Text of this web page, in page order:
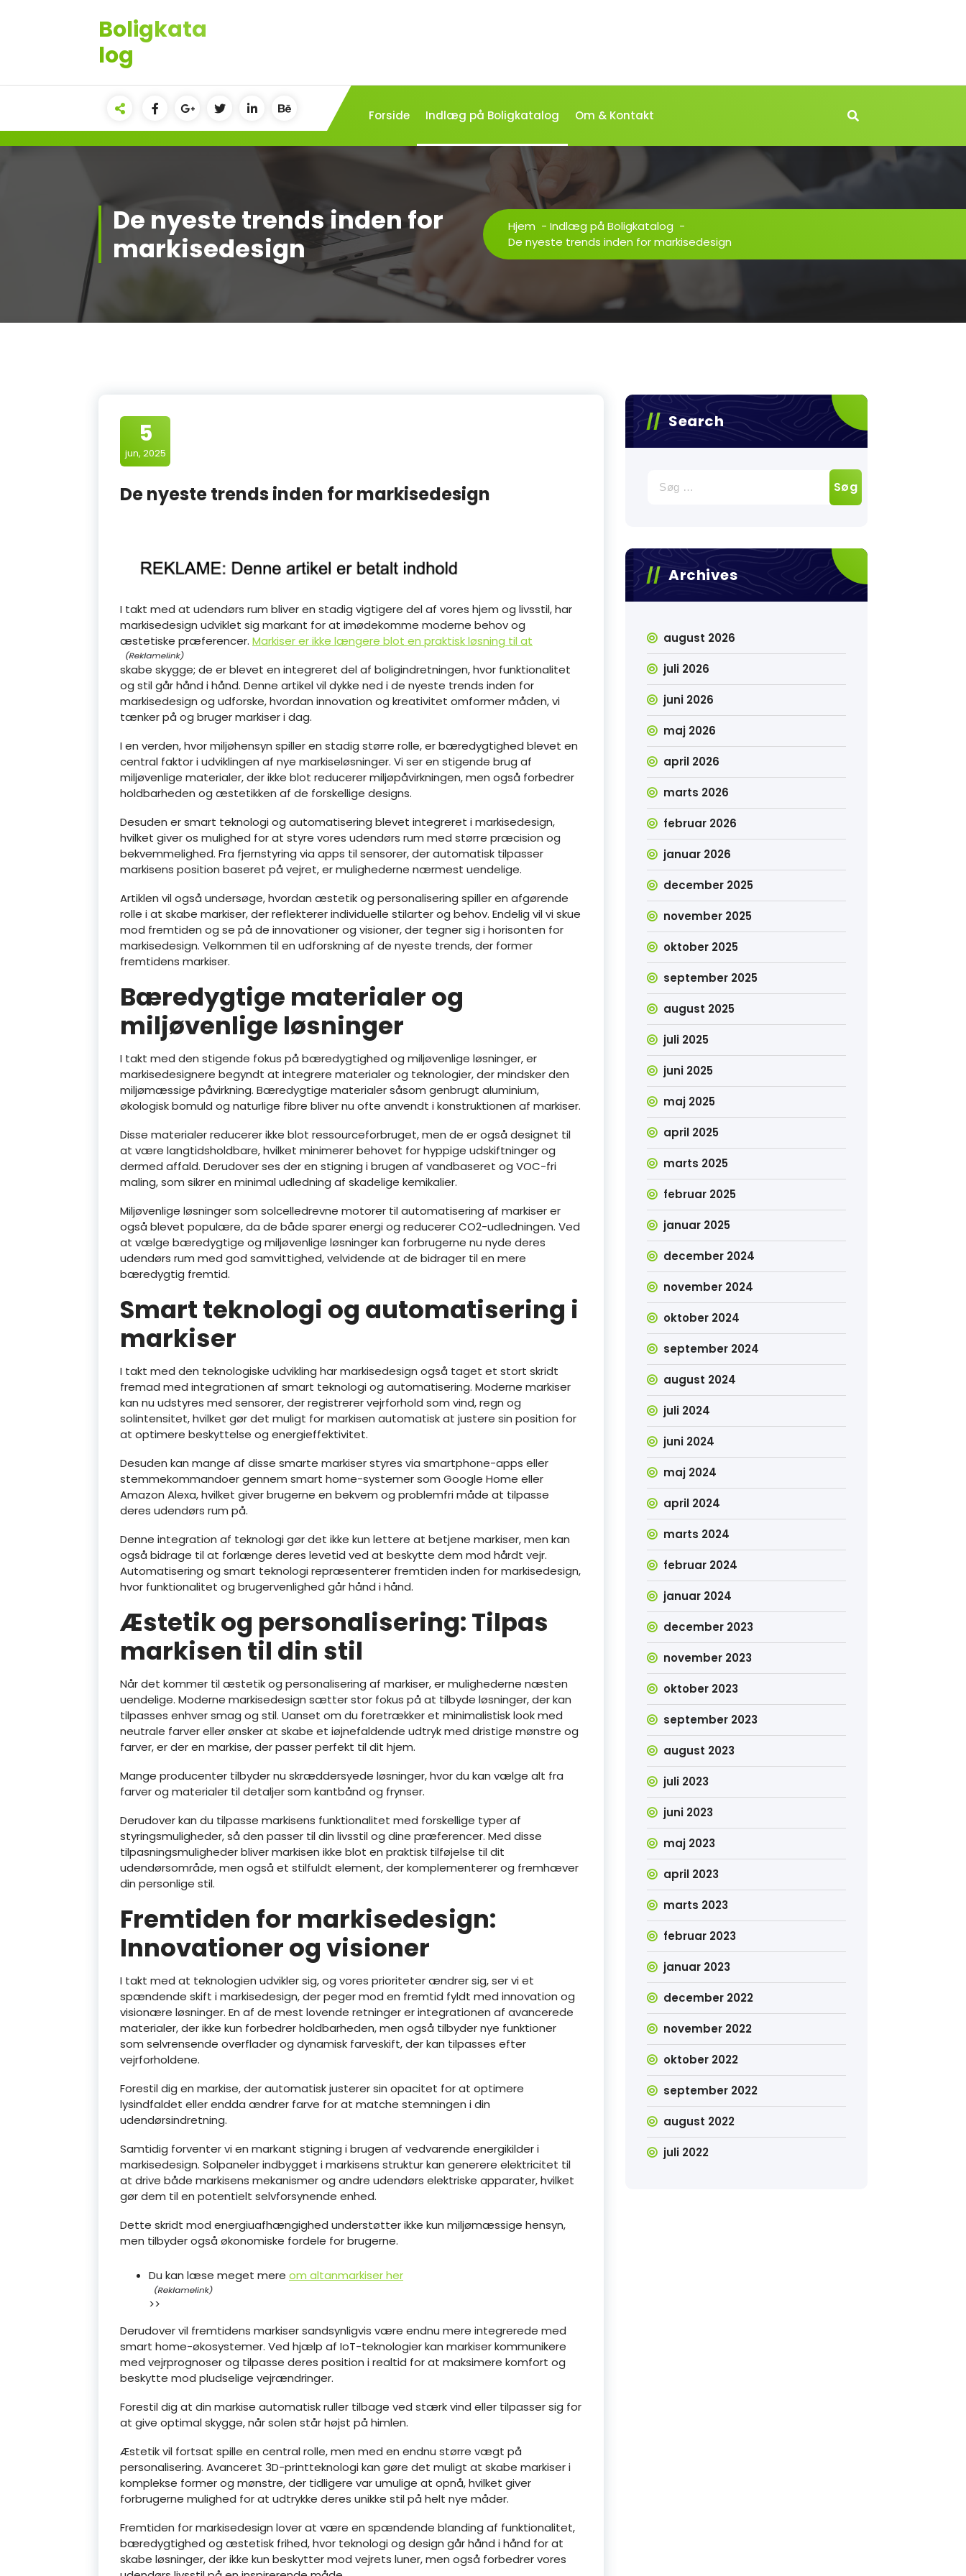
Boligkata
log
Forside Indlæg på Boligkatalog Om & Kontakt
De nyeste trends inden for
markisedesign
Hjem - Indlæg på Boligkatalog -
De nyeste trends inden for markisedesign
5
jun, 2025
De nyeste trends inden for markisedesign
I takt med at udendørs rum bliver en stadig vigtigere del af vores hjem og livsstil, har
markisedesign udviklet sig markant for at imødekomme moderne behov og
æstetiske præferencer. Markiser er ikke længere blot en praktisk løsning til at
skabe skygge; de er blevet en integreret del af boligindretningen, hvor funktionalitet
og stil går hånd i hånd. Denne artikel vil dykke ned i de nyeste trends inden for
markisedesign og udforske, hvordan innovation og kreativitet omformer måden, vi
tænker på og bruger markiser i dag.
I en verden, hvor miljøhensyn spiller en stadig større rolle, er bæredygtighed blevet en
central faktor i udviklingen af nye markiseløsninger. Vi ser en stigende brug af
miljøvenlige materialer, der ikke blot reducerer miljøpåvirkningen, men også forbedrer
holdbarheden og æstetikken af de forskellige designs.
Desuden er smart teknologi og automatisering blevet integreret i markisedesign,
hvilket giver os mulighed for at styre vores udendørs rum med større præcision og
bekvemmelighed. Fra fjernstyring via apps til sensorer, der automatisk tilpasser
markisens position baseret på vejret, er mulighederne nærmest uendelige.
Artiklen vil også undersøge, hvordan æstetik og personalisering spiller en afgørende
rolle i at skabe markiser, der reflekterer individuelle stilarter og behov. Endelig vil vi skue
mod fremtiden og se på de innovationer og visioner, der tegner sig i horisonten for
markisedesign. Velkommen til en udforskning af de nyeste trends, der former
fremtidens markiser.
Bæredygtige materialer og
miljøvenlige løsninger
I takt med den stigende fokus på bæredygtighed og miljøvenlige løsninger, er
markisedesignere begyndt at integrere materialer og teknologier, der mindsker den
miljømæssige påvirkning. Bæredygtige materialer såsom genbrugt aluminium,
økologisk bomuld og naturlige fibre bliver nu ofte anvendt i konstruktionen af markiser.
Disse materialer reducerer ikke blot ressourceforbruget, men de er også designet til
at være langtidsholdbare, hvilket minimerer behovet for hyppige udskiftninger og
dermed affald. Derudover ses der en stigning i brugen af vandbaseret og VOC-fri
maling, som sikrer en minimal udledning af skadelige kemikalier.
Miljøvenlige løsninger som solcelledrevne motorer til automatisering af markiser er
også blevet populære, da de både sparer energi og reducerer CO2-udledningen. Ved
at vælge bæredygtige og miljøvenlige løsninger kan forbrugerne nu nyde deres
udendørs rum med god samvittighed, velvidende at de bidrager til en mere
bæredygtig fremtid.
Smart teknologi og automatisering i
markiser
I takt med den teknologiske udvikling har markisedesign også taget et stort skridt
fremad med integrationen af smart teknologi og automatisering. Moderne markiser
kan nu udstyres med sensorer, der registrerer vejrforhold som vind, regn og
solintensitet, hvilket gør det muligt for markisen automatisk at justere sin position for
at optimere beskyttelse og energieffektivitet.
Desuden kan mange af disse smarte markiser styres via smartphone-apps eller
stemmekommandoer gennem smart home-systemer som Google Home eller
Amazon Alexa, hvilket giver brugerne en bekvem og problemfri måde at tilpasse
deres udendørs rum på.
Denne integration af teknologi gør det ikke kun lettere at betjene markiser, men kan
også bidrage til at forlænge deres levetid ved at beskytte dem mod hårdt vejr.
Automatisering og smart teknologi repræsenterer fremtiden inden for markisedesign,
hvor funktionalitet og brugervenlighed går hånd i hånd.
Æstetik og personalisering: Tilpas
markisen til din stil
Når det kommer til æstetik og personalisering af markiser, er mulighederne næsten
uendelige. Moderne markisedesign sætter stor fokus på at tilbyde løsninger, der kan
tilpasses enhver smag og stil. Uanset om du foretrækker et minimalistisk look med
neutrale farver eller ønsker at skabe et iøjnefaldende udtryk med dristige mønstre og
farver, er der en markise, der passer perfekt til dit hjem.
Mange producenter tilbyder nu skræddersyede løsninger, hvor du kan vælge alt fra
farver og materialer til detaljer som kantbånd og frynser.
Derudover kan du tilpasse markisens funktionalitet med forskellige typer af
styringsmuligheder, så den passer til din livsstil og dine præferencer. Med disse
tilpasningsmuligheder bliver markisen ikke blot en praktisk tilføjelse til dit
udendørsområde, men også et stilfuldt element, der komplementerer og fremhæver
din personlige stil.
Fremtiden for markisedesign:
Innovationer og visioner
I takt med at teknologien udvikler sig, og vores prioriteter ændrer sig, ser vi et
spændende skift i markisedesign, der peger mod en fremtid fyldt med innovation og
visionære løsninger. En af de mest lovende retninger er integrationen af avancerede
materialer, der ikke kun forbedrer holdbarheden, men også tilbyder nye funktioner
som selvrensende overflader og dynamisk farveskift, der kan tilpasses efter
vejrforholdene.
Forestil dig en markise, der automatisk justerer sin opacitet for at optimere
lysindfaldet eller endda ændrer farve for at matche stemningen i din
udendørsindretning.
Samtidig forventer vi en markant stigning i brugen af vedvarende energikilder i
markisedesign. Solpaneler indbygget i markisens struktur kan generere elektricitet til
at drive både markisens mekanismer og andre udendørs elektriske apparater, hvilket
gør dem til en potentielt selvforsynende enhed.
Dette skridt mod energiuafhængighed understøtter ikke kun miljømæssige hensyn,
men tilbyder også økonomiske fordele for brugerne.
Du kan læse meget mere om altanmarkiser her
>>
Derudover vil fremtidens markiser sandsynligvis være endnu mere integrerede med
smart home-økosystemer. Ved hjælp af IoT-teknologier kan markiser kommunikere
med vejrprognoser og tilpasse deres position i realtid for at maksimere komfort og
beskytte mod pludselige vejrændringer.
Forestil dig at din markise automatisk ruller tilbage ved stærk vind eller tilpasser sig for
at give optimal skygge, når solen står højst på himlen.
Æstetik vil fortsat spille en central rolle, men med en endnu større vægt på
personalisering. Avanceret 3D-printteknologi kan gøre det muligt at skabe markiser i
komplekse former og mønstre, der tidligere var umulige at opnå, hvilket giver
forbrugerne mulighed for at udtrykke deres unikke stil på helt nye måder.
Fremtiden for markisedesign lover at være en spændende blanding af funktionalitet,
bæredygtighed og æstetisk frihed, hvor teknologi og design går hånd i hånd for at
skabe løsninger, der ikke kun beskytter mod vejrets luner, men også forbedrer vores
Search
efter:
Archives
august 2026
juli 2026
juni 2026
maj 2026
april 2026
marts 2026
februar 2026
januar 2026
december 2025
november 2025
oktober 2025
september 2025
august 2025
juli 2025
juni 2025
maj 2025
april 2025
marts 2025
februar 2025
januar 2025
december 2024
november 2024
oktober 2024
september 2024
august 2024
juli 2024
juni 2024
maj 2024
april 2024
marts 2024
februar 2024
januar 2024
december 2023
november 2023
oktober 2023
september 2023
august 2023
juli 2023
juni 2023
maj 2023
april 2023
marts 2023
februar 2023
januar 2023
december 2022
november 2022
oktober 2022
september 2022
august 2022
juli 2022